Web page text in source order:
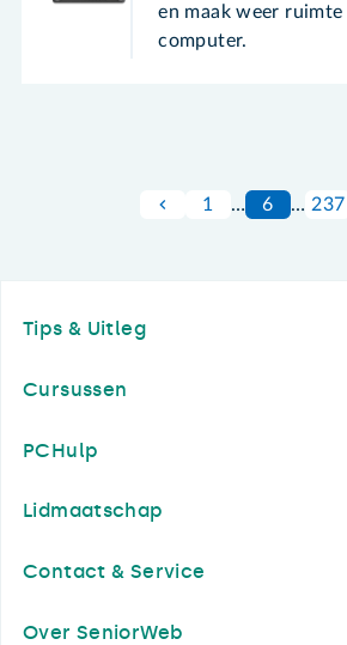
en maak weer ruimte
computer.
1 … 6 … 237
Tips & Uitleg
Cursussen
PCHulp
Lidmaatschap
Contact & Service
Over SeniorWeb